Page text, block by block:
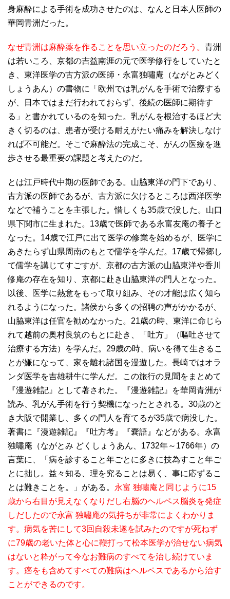
身麻酔による手術を成功させたのは、なんと日本人医師の
華岡青洲だった。
なぜ青洲は麻酔薬を作ることを思い立ったのだろう。 青洲
は若いころ、京都の吉益南涯の元で医学修行をしていたと
き、東洋医学の古方派の医師・永富独嘯庵（ながとみどく
しょうあん）の書物に「欧州では乳がんを手術で治療する
が、日本ではまだ行われておらず、後続の医師に期待す
る」と書かれているのを知った。乳がんを根治するほど大
きく切るのは、患者が受ける耐えがたい痛みを解決しなけ
れば不可能だ。そこで麻酔法の完成こそ、がんの医療を進
歩させる最重要の課題と考えたのだ。
とは江戸時代中期の医師である。山脇東洋の門下であり、
古方派の医師であるが、古方派に欠けるところは西洋医学
などで補うことを主張した。惜しくも35歳で没した。山口
県下関市に生まれた。13歳で医師である永富友庵の養子と
なった。14歳で江戸に出て医学の修業を始めるが、医学に
あきたらず山県周南のもとで儒学を学んだ。17歳で帰郷し
て儒学を講じてすごすが、京都の古方派の山脇東洋や香川
修庵の存在を知り、京都に赴き山脇東洋の門人となった。
以後、医学に熱意をもって取り組み、その才能は広く知ら
れるようになった。諸侯から多くの招聘の声がかかるが、
山脇東洋は任官を勧めなかった。21歳の時、東洋に命じら
れて越前の奥村良筑のもとに赴き、「吐方」（嘔吐させて
治療する方法）を学んだ。29歳の時、病いを得て生きるこ
とが嫌になって、家を離れ諸国を漫遊した。長崎ではオラ
ンダ医学を吉雄耕牛に学んだ。この旅行の見聞をまとめて
『漫遊雑記』として著された。『漫遊雑記』を華岡青洲が
読み、乳がん手術を行う契機になったとされる。30歳のと
き大阪で開業し、多くの門人を育てるが35歳で病没した。
著書に『漫遊雑記』『吐方考』『嚢語』などがある。永富
独嘯庵（ながとみ どくしょうあん、1732年～1766年）の
言葉に、「病を診すること年ごとに多きに技為すこと年ご
とに拙し。益々知る、理を究ることは易く、事に応ずるこ
とは難きことを。」がある。 永富 独嘯庵と同じように15
歳から右目が見えなくなりだし右脳のヘルペス脳炎を発症
しだしたので永富 独嘯庵の気持ちが非常によくわかりま
す。病気を苦にして3回自殺未遂を試みたのですが死ねず
に79歳の老いた体と心に鞭打って松本医学が治せない病気
はないと粋がって今なお難病のすべてを治し続けていま
す。癌をも含めてすべての難病はヘルペスであるから治す
ことができるのです。